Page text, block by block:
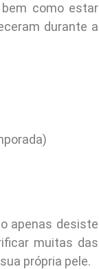
como estar
durante a
apenas desiste
muitas das
própria pele.